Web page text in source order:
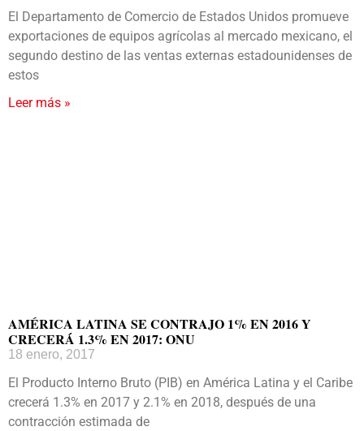
El Departamento de Comercio de Estados Unidos promueve
exportaciones de equipos agrícolas al mercado mexicano, el
segundo destino de las ventas externas estadounidenses de
estos
Leer más »
AMÉRICA LATINA SE CONTRAJO 1% EN 2016 Y
CRECERÁ 1.3% EN 2017: ONU
18 enero, 2017
El Producto Interno Bruto (PIB) en América Latina y el Caribe
crecerá 1.3% en 2017 y 2.1% en 2018, después de una
contracción estimada de